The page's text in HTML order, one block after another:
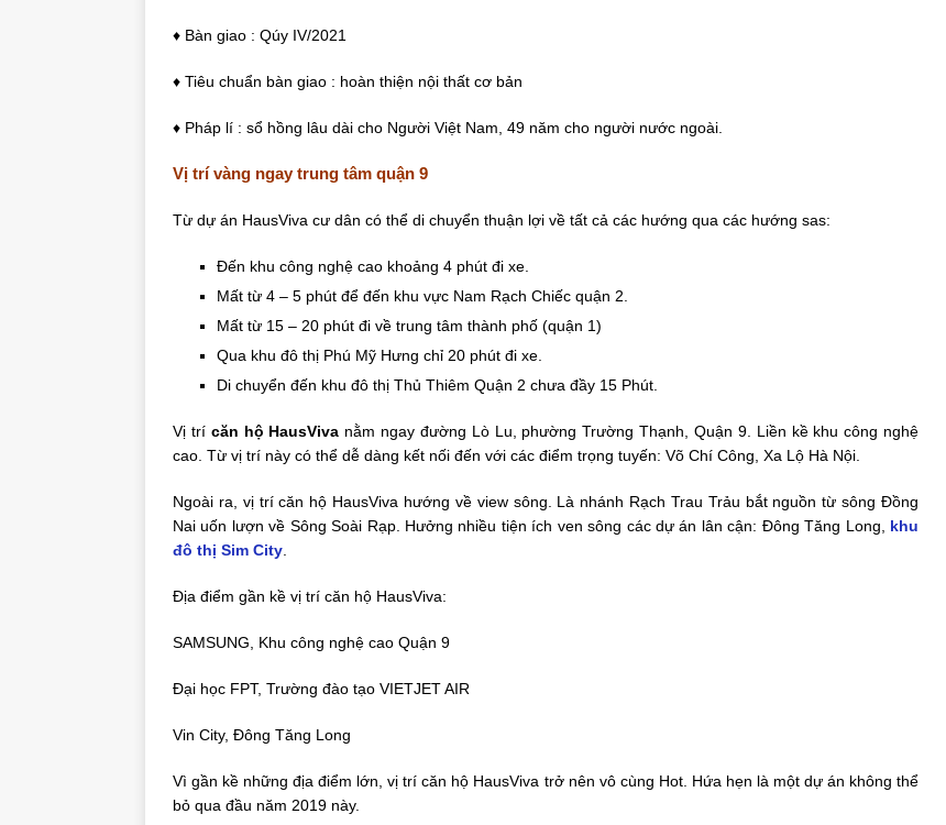
♦ Bàn giao : Qúy IV/2021
♦ Tiêu chuẩn bàn giao : hoàn thiện nội thất cơ bản
♦ Pháp lí : sổ hồng lâu dài cho Người Việt Nam, 49 năm cho người nước ngoài.
Vị trí vàng ngay trung tâm quận 9
Từ dự án HausViva cư dân có thể di chuyển thuận lợi về tất cả các hướng qua các hướng sas:
Đến khu công nghệ cao khoảng 4 phút đi xe.
Mất từ 4 – 5 phút để đến khu vực Nam Rạch Chiếc quận 2.
Mất từ 15 – 20 phút đi về trung tâm thành phố (quận 1)
Qua khu đô thị Phú Mỹ Hưng chỉ 20 phút đi xe.
Di chuyển đến khu đô thị Thủ Thiêm Quận 2 chưa đầy 15 Phút.
Vị trí căn hộ HausViva nằm ngay đường Lò Lu, phường Trường Thạnh, Quận 9. Liền kề khu công nghệ
cao. Từ vị trí này có thể dễ dàng kết nối đến với các điểm trọng tuyến: Võ Chí Công, Xa Lộ Hà Nội.
Ngoài ra, vị trí căn hộ HausViva hướng về view sông. Là nhánh Rạch Trau Trảu bắt nguồn từ sông Đồng
Nai uốn lượn về Sông Soài Rạp. Hưởng nhiều tiện ích ven sông các dự án lân cận: Đông Tăng Long, khu
đô thị Sim City
Địa điểm gần kề vị trí căn hộ HausViva:
SAMSUNG, Khu công nghệ cao Quận 9
Đại học FPT, Trường đào tạo VIETJET AIR
Vin City, Đông Tăng Long
Vì gần kề những địa điểm lớn, vị trí căn hộ HausViva trở nên vô cùng Hot. Hứa hẹn là một dự án không thể
bỏ qua đầu năm 2019 này.